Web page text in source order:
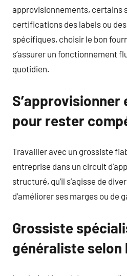
approvisionnements, certains
certifications des labels ou
spécifiques, choisir le bon
s’assurer un fonctionnement
quotidien.
pour rester
Travailler avec un grossiste
entreprise dans un circuit
structuré, qu’il s’agisse de
d’améliorer ses marges ou de
Grossiste
généraliste selon